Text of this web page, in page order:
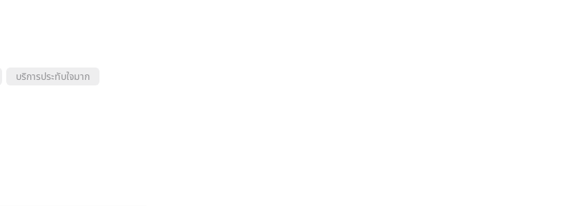
บริการประทับใจมาก